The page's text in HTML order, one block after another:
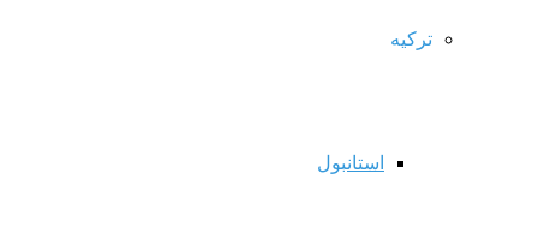
ترکیه
استانبول